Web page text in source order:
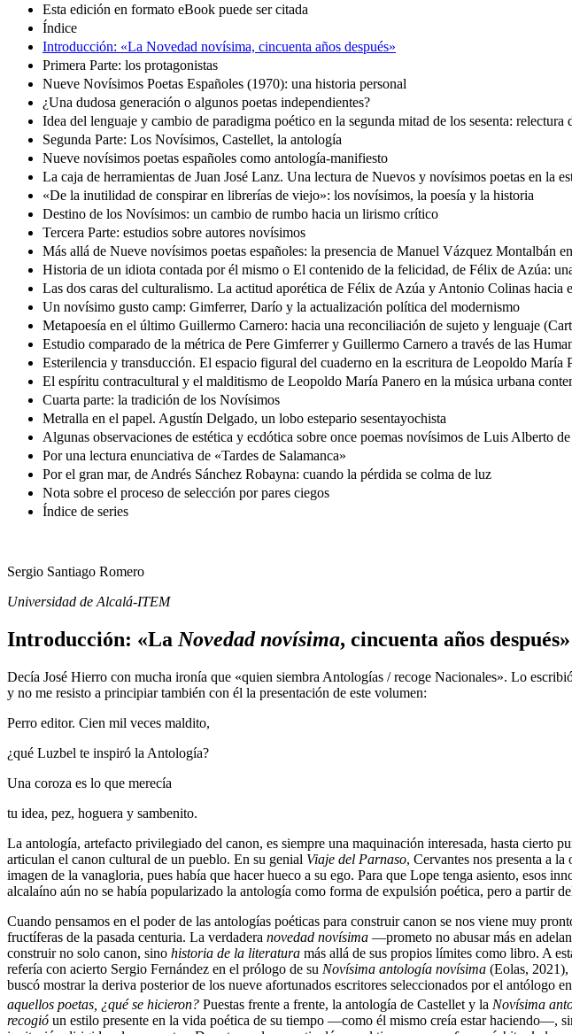
Esta edición en formato eBook puede ser citada
Índice
Introducción: «La Novedad novísima, cincuenta años después»
Primera Parte: los protagonistas
Nueve Novísimos Poetas Españoles (1970): una historia personal
¿Una dudosa generación o algunos poetas independientes?
Idea del lenguaje y cambio de paradigma poético en la segunda mitad de los sesenta:
Segunda Parte: Los Novísimos, Castellet, la antología
Nueve novísimos poetas españoles como antología-manifiesto
La caja de herramientas de Juan José Lanz. Una lectura de Nuevos y novísimos poetas en la
«De la inutilidad de conspirar en librerías de viejo»: los novísimos, la poesía y la historia
Destino de los Novísimos: un cambio de rumbo hacia un lirismo crítico
Tercera Parte: estudios sobre autores novísimos
Más allá de Nueve novísimos poetas españoles: la presencia de Manuel Vázquez Montalbán
Historia de un idiota contada por él mismo o El contenido de la felicidad, de Félix de Azúa:
Las dos caras del culturalismo. La actitud aporética de Félix de Azúa y Antonio Colinas hacia
Un novísimo gusto camp: Gimferrer, Darío y la actualización política del modernismo
Metapoesía en el último Guillermo Carnero: hacia una reconciliación de sujeto y lenguaje
Estudio comparado de la métrica de Pere Gimferrer y Guillermo Carnero a través de las
Esterilencia y transducción. El espacio figural del cuaderno en la escritura de Leopoldo María
El espíritu contracultural y el malditismo de Leopoldo María Panero en la música urbana
Cuarta parte: la tradición de los Novísimos
Metralla en el papel. Agustín Delgado, un lobo estepario sesentayochista
Algunas observaciones de estética y ecdótica sobre once poemas novísimos de Luis Alberto
Por una lectura enunciativa de «Tardes de Salamanca»
Por el gran mar, de Andrés Sánchez Robayna: cuando la pérdida se colma de luz
Nota sobre el proceso de selección por pares ciegos
Índice de series
Sergio Santiago Romero
Universidad de Alcalá-ITEM
Introducción: «La Novedad novísima, cincuenta años después»
Decía José Hierro con mucha ironía que «quien siembra Antologías / recoge Nacionales». Lo
y no me resisto a principiar también con él la presentación de este volumen:
Perro editor. Cien mil veces maldito,
¿qué Luzbel te inspiró la Antología?
Una coroza es lo que merecía
tu idea, pez, hoguera y sambenito.
La antología, artefacto privilegiado del canon, es siempre una maquinación interesada, hasta cierto
articulan el canon cultural de un pueblo. En su genial Viaje del Parnaso, Cervantes nos presenta a
imagen de la vanagloria, pues había que hacer hueco a su ego. Para que Lope tenga asiento, esos
alcalaíno aún no se había popularizado la antología como forma de expulsión poética, pero a partir
Cuando pensamos en el poder de las antologías poéticas para construir canon se nos viene muy
fructíferas de la pasada centuria. La verdadera novedad novísima —prometo no abusar más en
construir no solo canon, sino historia de la literatura más allá de sus propios límites como libro. A
refería con acierto Sergio Fernández en el prólogo de su Novísima antología novísima (Eolas, 2021),
buscó mostrar la deriva posterior de los nueve afortunados escritores seleccionados por el antólogo
aquellos poetas, ¿qué se hicieron? Puestas frente a frente, la antología de Castellet y la Novísima
recogió un estilo presente en la vida poética de su tiempo —como él mismo creía estar haciendo—,